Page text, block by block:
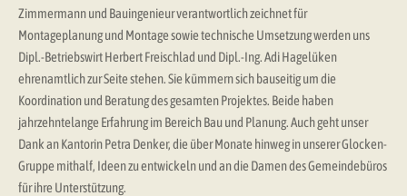
Zimmermann und Bauingenieur verantwortlich zeichnet für
Montageplanung und Montage sowie technische Umsetzung werden uns
Dipl.-Betriebswirt Herbert Freischlad und Dipl.-Ing. Adi Hagelüken
ehrenamtlich zur Seite stehen. Sie kümmern sich bauseitig um die
Koordination und Beratung des gesamten Projektes. Beide haben
jahrzehntelange Erfahrung im Bereich Bau und Planung. Auch geht unser
Dank an Kantorin Petra Denker, die über Monate hinweg in unserer Glocken-
Gruppe mithalf, Ideen zu entwickeln und an die Damen des Gemeindebüros
für ihre Unterstützung.